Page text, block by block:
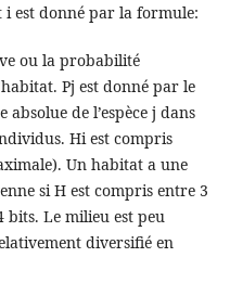
est donné par la formule:
ou la probabilité
Pj est donné par le
de l’espèce j dans
Hi est compris
Un habitat a une
si H est compris entre 3
bits. Le milieu est peu
diversifié en